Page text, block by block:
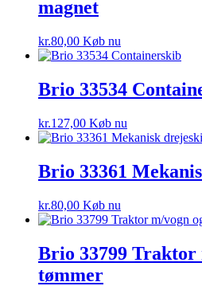
magnet
kr.80,00 Køb nu
Brio 33534
kr.127,00 Køb nu
Brio 33361
kr.80,00 Køb nu
Brio 33799 Traktor
tømmer